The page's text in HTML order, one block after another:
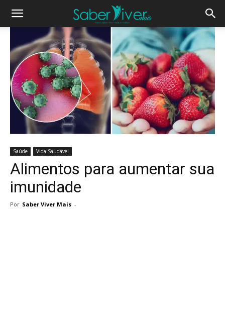
Saúde Vida Saudável
Alimentos para aumentar sua
imunidade
Por Saber Viver Mais -